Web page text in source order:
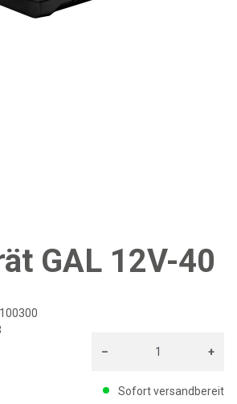
GAL 12V-40
Sofort versandbereit
– +